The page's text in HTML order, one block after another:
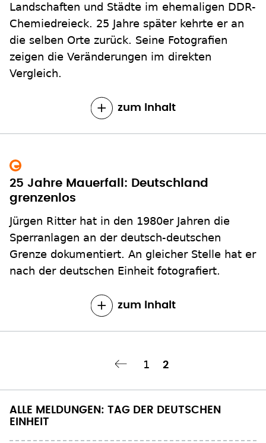
Landschaften und Städte im ehemaligen DDR-
Chemiedreieck. 25 Jahre später kehrte er an
die selben Orte zurück. Seine Fotografien
zeigen die Veränderungen im direkten
Vergleich.
zum Inhalt
25 Jahre Mauerfall: Deutschland
grenzenlos
Jürgen Ritter hat in den 1980er Jahren die
Sperranlagen an der deutsch-deutschen
Grenze dokumentiert. An gleicher Stelle hat er
nach der deutschen Einheit fotografiert.
zum Inhalt
Seite
1
Aktuelle
2
ALLE MELDUNGEN: TAG DER DEUTSCHEN
EINHEIT